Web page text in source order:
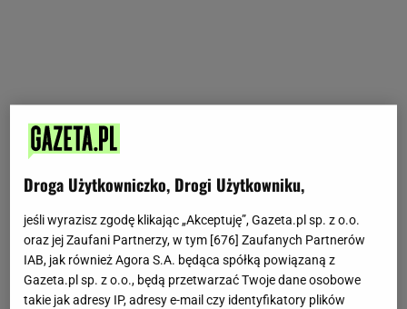
Droga Użytkowniczko, Drogi Użytkowniku,
jeśli wyrazisz zgodę klikając „Akceptuję”, Gazeta.pl sp. z o.o.
oraz jej Zaufani Partnerzy, w tym [676] Zaufanych Partnerów
IAB, jak również Agora S.A. będąca spółką powiązaną z
Gazeta.pl sp. z o.o., będą przetwarzać Twoje dane osobowe
takie jak adresy IP, adresy e-mail czy identyfikatory plików